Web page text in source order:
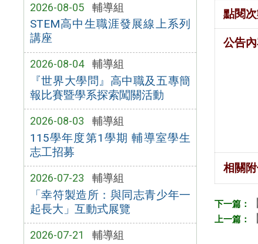
2026-08-05 輔導組
STEM高中生職涯發展線上系列
講座
2026-08-04 輔導組
『世界大學問』高中職及五專簡
報比賽暨學系探索闖關活動
2026-08-03 輔導組
115學年度第1學期 輔導室學生
志工招募
2026-07-23 輔導組
「幸符製造所：與同志青少年一
起長大」互動式展覽
2026-07-21 輔導組
點閱
公告
相關